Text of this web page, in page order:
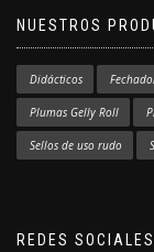
NUESTROS
Didácticos
Plumas Gelly Roll
Sellos de uso rudo
REDES SOCIALES